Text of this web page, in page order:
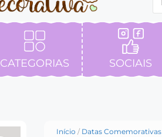
CATEGORIAS SOCIAIS
Início / Datas Comemorativas